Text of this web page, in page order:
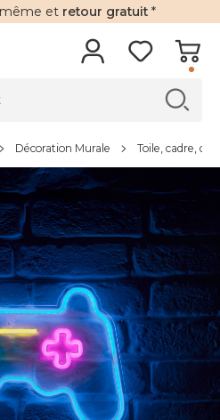
et retour gratuit *
Décoration Murale Toile, cadre,